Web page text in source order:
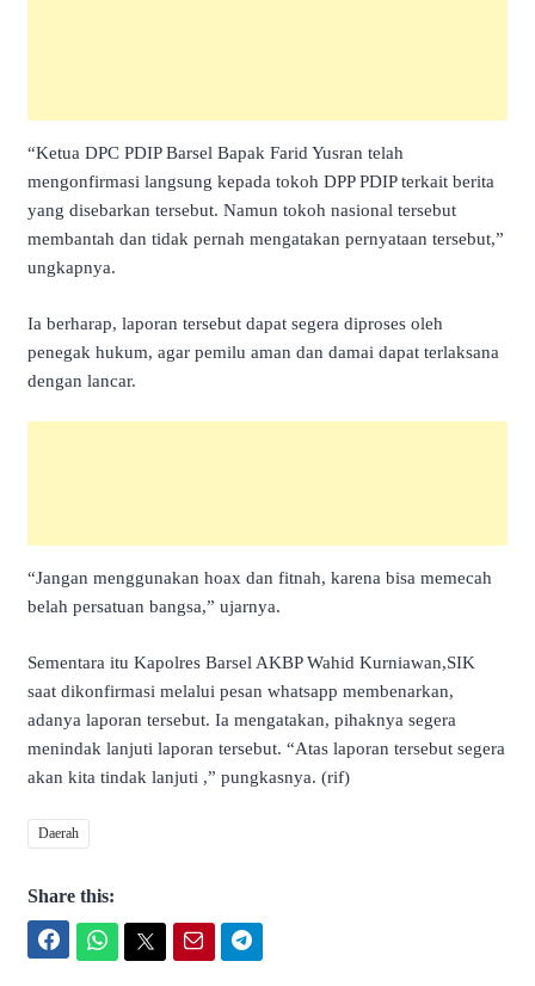
“Ketua DPC PDIP Barsel Bapak Farid Yusran telah
mengonfirmasi langsung kepada tokoh DPP PDIP terkait berita
yang disebarkan tersebut. Namun tokoh nasional tersebut
membantah dan tidak pernah mengatakan pernyataan tersebut,”
ungkapnya.
Ia berharap, laporan tersebut dapat segera diproses oleh
penegak hukum, agar pemilu aman dan damai dapat terlaksana
dengan lancar.
“Jangan menggunakan hoax dan fitnah, karena bisa memecah
belah persatuan bangsa,” ujarnya.
Sementara itu Kapolres Barsel AKBP Wahid Kurniawan,SIK
saat dikonfirmasi melalui pesan whatsapp membenarkan,
adanya laporan tersebut. Ia mengatakan, pihaknya segera
menindak lanjuti laporan tersebut. “Atas laporan tersebut segera
akan kita tindak lanjuti ,” pungkasnya. (rif)
Daerah
Share this: